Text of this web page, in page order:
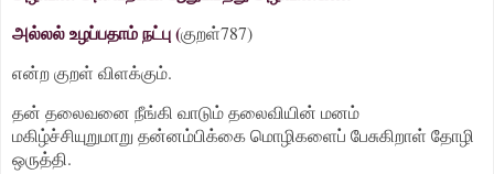
அல்லல் உழப்பதாம் நட்பு (குறள்787)
என்ற குறள் விளக்கும்.
தன் தலைவனை நீங்கி வாடும் தலைவியின் மனம்
மகிழ்ச்சியுறுமாறு தன்னம்பிக்கை மொழிகளைப் பேசுகிறாள் தோழி
ஒருத்தி.